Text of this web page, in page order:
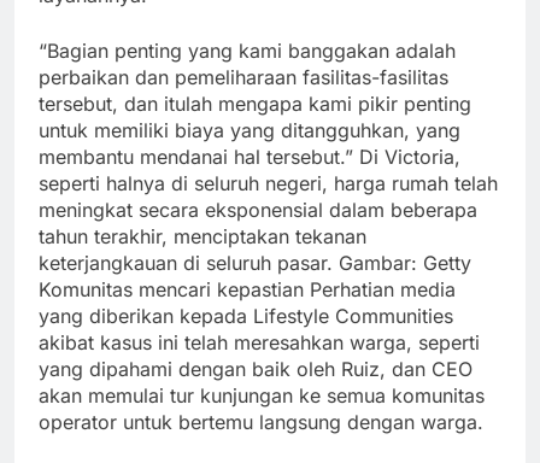
“Bagian penting yang kami banggakan adalah
perbaikan dan pemeliharaan fasilitas-fasilitas
tersebut, dan itulah mengapa kami pikir penting
untuk memiliki biaya yang ditangguhkan, yang
membantu mendanai hal tersebut.” Di Victoria,
seperti halnya di seluruh negeri, harga rumah telah
meningkat secara eksponensial dalam beberapa
tahun terakhir, menciptakan tekanan
keterjangkauan di seluruh pasar. Gambar: Getty
Komunitas mencari kepastian Perhatian media
yang diberikan kepada Lifestyle Communities
akibat kasus ini telah meresahkan warga, seperti
yang dipahami dengan baik oleh Ruiz, dan CEO
akan memulai tur kunjungan ke semua komunitas
operator untuk bertemu langsung dengan warga.